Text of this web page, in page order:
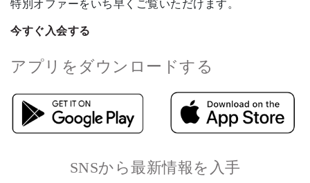
特別オファーをいち早くご覧いただけます。
今すぐ入会する
アプリをダウンロードする
SNSから最新情報を入手